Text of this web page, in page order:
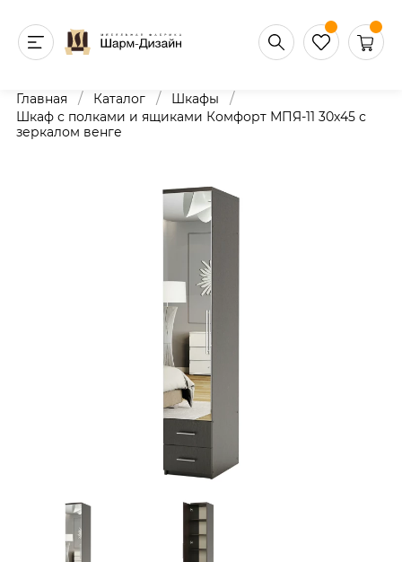
Главная / Каталог / Шкафы /
Шкаф с полками и ящиками Комфорт МПЯ-11 30х45 с
зеркалом венге